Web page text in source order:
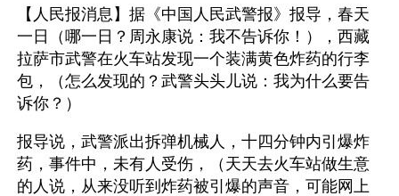
【人民报消息】据《中国人民武警报》报导，春天
一日（哪一日？周永康说：我不告诉你！），西藏
拉萨市武警在火车站发现一个装满黄色炸药的行李
包，（怎么发现的？武警头头儿说：我为什么要告
诉你？）
报导说，武警派出拆弹机械人，十四分钟内引爆炸
药，事件中，未有人受伤，（天天去火车站做生意
的人说，从来没听到炸药被引爆的声音，可能网上